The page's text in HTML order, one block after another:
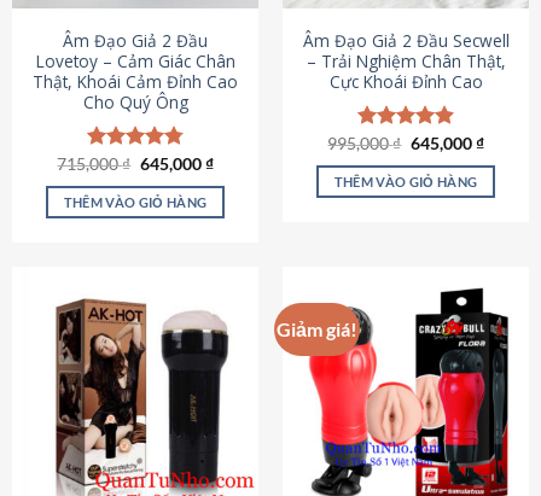
Âm Đạo Giả 2 Đầu
Lovetoy – Cảm Giác Chân
Thật, Khoái Cảm Đỉnh Cao
Cho Quý Ông
Được xếp
hạng4.79
5 sao
715,000₫ Giá
là:
715,000 ₫.
645,000₫Giá
tại
THÊM VÀO GIỎ HÀNG
Âm Đạo Giả 2 Đầu Secwell
– Trải Nghiệm Chân Thật,
Cực Khoái Đỉnh Cao
Được xếp
hạng4.88
5 sao
995,000₫ Giá
là:
995,000 ₫.
645,000₫Giá
tại
THÊM VÀO GIỎ HÀNG
Giảm giá!